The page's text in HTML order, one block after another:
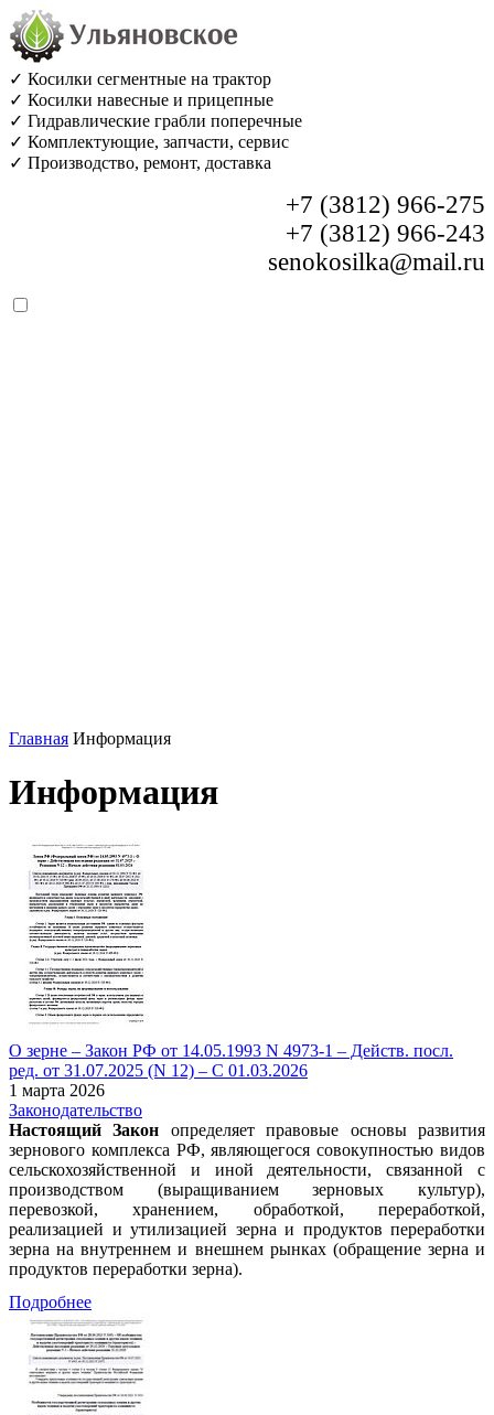
✓ Косилки сегментные на трактор
✓ Косилки навесные и прицепные
✓ Гидравлические грабли поперечные
✓ Комплектующие, запчасти, сервис
✓ Производство, ремонт, доставка
+7 (3812) 966-275
+7 (3812) 966-243
senokosilka@mail.ru
Главная Информация
Информация
О зерне – Закон РФ от 14.05.1993 N 4973-1 – Действ. посл.
ред. от 31.07.2025 (N 12) – С 01.03.2026
1 марта 2026
Законодательство
Настоящий Закон определяет правовые основы развития
зернового комплекса РФ, являющегося совокупностью видов
сельскохозяйственной и иной деятельности, связанной с
производством (выращиванием зерновых культур),
перевозкой, хранением, обработкой, переработкой,
реализацией и утилизацией зерна и продуктов переработки
зерна на внутреннем и внешнем рынках (обращение зерна и
продуктов переработки зерна).
Подробнее